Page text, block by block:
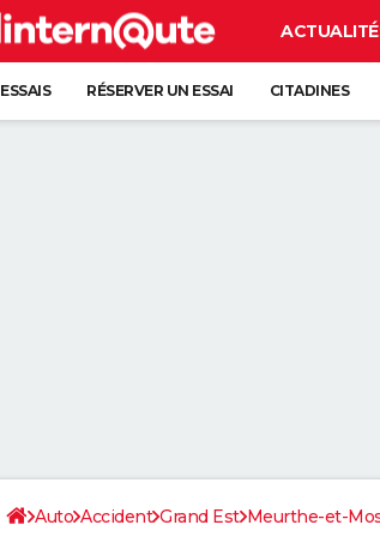
ESSAIS RÉSERVER UN ESSAI CITADINES
Auto Accident Grand Est Meurthe-et-